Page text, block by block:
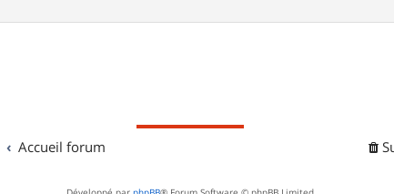
Accueil forum